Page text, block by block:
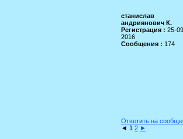
станислав
андриянович К.
Регистрация : 25-
2016
Сообщения : 174
Ответить на
◄ 1 2 ►